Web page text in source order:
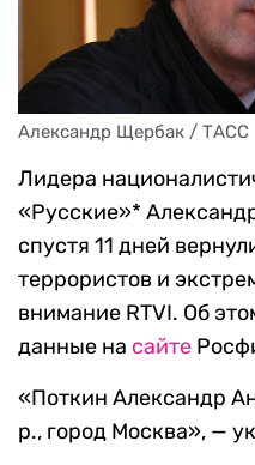
Александр Щербак / ТАСС
Лидера
«Русские»*
спустя 11 дней
террористов и
внимание RTVI. Об
данные на сайте
«Поткин Александр
р., город Москва», —